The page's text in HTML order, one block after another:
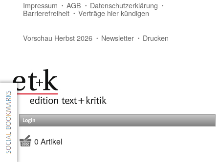
Impressum AGB Datenschutzerklärung
Barrierefreiheit Verträge hier kündigen
Vorschau Herbst 2026 Newsletter Drucken
Login
0 Artikel